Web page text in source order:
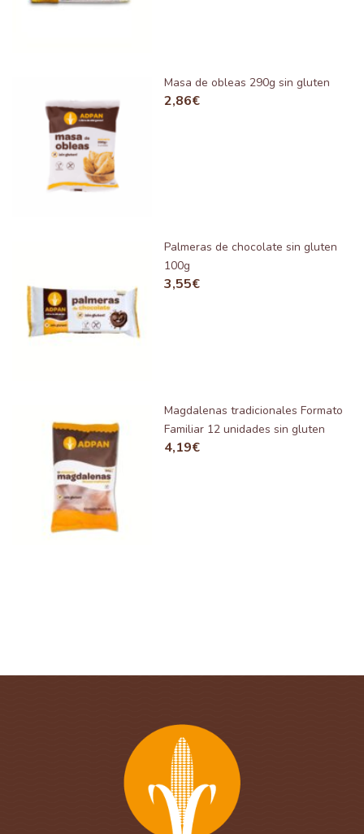
Masa de obleas 290g sin gluten
2,86€
Palmeras de chocolate sin gluten
100g
3,55€
Magdalenas tradicionales Formato
Familiar 12 unidades sin gluten
4,19€